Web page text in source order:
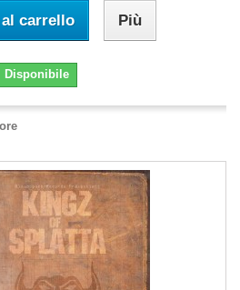
carrello Più
Disponibile